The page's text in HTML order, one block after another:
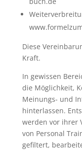
Diese
Kraft.
In gewissen
die Möglichkeit,
Meinungs- und
hinterlassen.
werden vor ihrer
von Personal
gefiltert,